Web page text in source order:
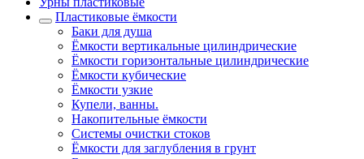
Пластиковые ёмкости
Баки для душа
Ёмкости вертикальные цилиндрические
Ёмкости горизонтальные цилиндрические
Ёмкости кубические
Ёмкости узкие
Купели, ванны.
Накопительные ёмкости
Системы очистки стоков
Ёмкости для заглубления в грунт